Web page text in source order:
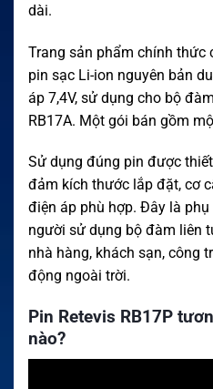
dài.
Trang sản phẩm chính thức
pin sạc Li-ion nguyên bản
áp 7,4V, sử dụng cho bộ
RB17A. Một gói bán gồm
Sử dụng đúng pin được
đảm kích thước lắp đặt, cơ
điện áp phù hợp. Đây là
người sử dụng bộ đàm liên
nhà hàng, khách sạn, công
động ngoài trời.
Pin Retevis RB17P
nào?